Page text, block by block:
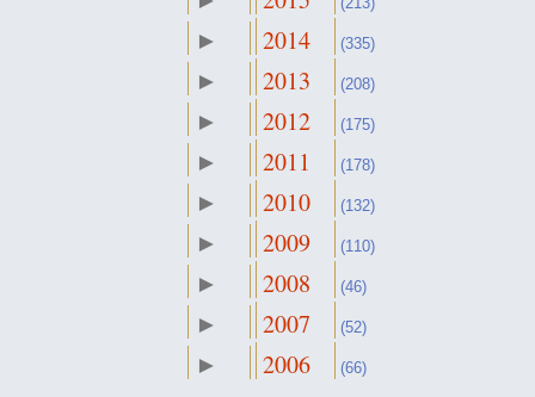
► October
► September
► August
► July (19)
► June (15)
► May (14)
► April (23)
► March
▼ February
مەسروور بارزانی: ئەو رۆژە
► January
► 2014 (335)
► 2013 (208)
► 2012 (175)
► 2011 (178)
► 2010 (132)
► 2009 (110)
► 2008 (46)
► 2007 (52)
► 2006 (66)